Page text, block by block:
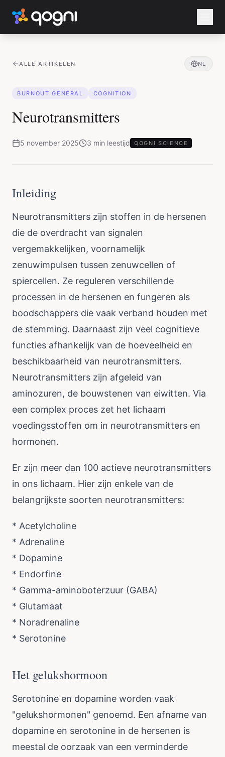
ALLE ARTIKELEN NL
BURNOUT GENERAL COGNITION
Neurotransmitters
5 november 2025 3 min leestijd QOGNI SCIENCE
Inleiding
Neurotransmitters zijn stoffen in de hersenen
die de overdracht van signalen
vergemakkelijken, voornamelijk
zenuwimpulsen tussen zenuwcellen of
spiercellen. Ze reguleren verschillende
processen in de hersenen en fungeren als
boodschappers die vaak verband houden met
de stemming. Daarnaast zijn veel cognitieve
functies afhankelijk van de hoeveelheid en
beschikbaarheid van neurotransmitters.
Neurotransmitters zijn afgeleid van
aminozuren, de bouwstenen van eiwitten. Via
een complex proces zet het lichaam
voedingsstoffen om in neurotransmitters en
hormonen.
Er zijn meer dan 100 actieve neurotransmitters
in ons lichaam. Hier zijn enkele van de
belangrijkste soorten neurotransmitters:
* Acetylcholine
* Adrenaline
* Dopamine
* Endorfine
* Gamma-aminoboterzuur (GABA)
* Glutamaat
* Noradrenaline
* Serotonine
Het gelukshormoon
Serotonine en dopamine worden vaak
"gelukshormonen" genoemd. Een afname van
dopamine en serotonine in de hersenen is
meestal de oorzaak van een verminderde